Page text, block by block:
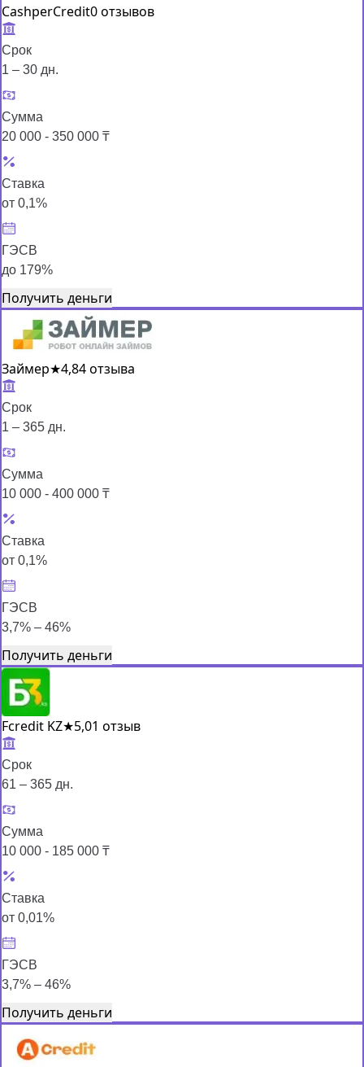
CashperCredit0 отзывов
Срок
1 – 30 дн.
Сумма
20 000 - 350 000 ₸
Ставка
от 0,1%
ГЭСВ
до 179%
Получить деньги
Займер★4,84 отзыва
Срок
1 – 365 дн.
Сумма
10 000 - 400 000 ₸
Ставка
от 0,1%
ГЭСВ
3,7% – 46%
Получить деньги
Fcredit KZ★5,01 отзыв
Срок
61 – 365 дн.
Сумма
10 000 - 185 000 ₸
Ставка
от 0,01%
ГЭСВ
3,7% – 46%
Получить деньги